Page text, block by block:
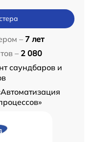
– 7 лет
– 2 080
саундбаров и